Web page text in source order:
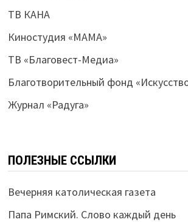
ТВ КАНА
Киностудия «МАМА»
ТВ «Благовест-Медиа»
Благотворительный фонд
Журнал «Радуга»
ПОЛЕЗНЫЕ ССЫЛКИ
Вечерняя католическая газета
Папа Римский. Слово каждый день